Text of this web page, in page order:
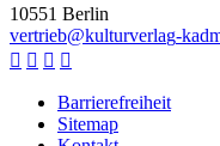
10551 Berlin
vertrieb@kulturverlag-kad
   
Barrierefreiheit
Sitemap